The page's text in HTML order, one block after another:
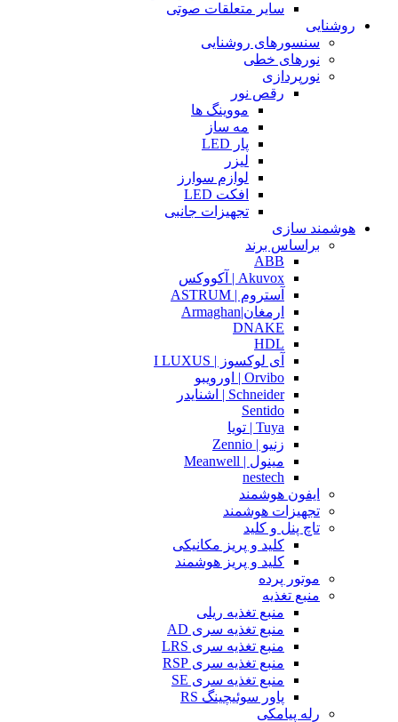
سایر متعلقات صوتی
روشنایی
سنسورهای روشنایی
نورهای خطی
نورپردازی
رقص نور
مووینگ ها
مه ساز
پار LED
لیزر
لوازم سوارز
افکت LED
تجهیزات جانبی
هوشمند سازی
براساس برند
ABB
Akuvox | آکووکس
آستروم | ASTRUM
ارمغان|Armaghan
DNAKE
HDL
آی لوکسوز | I LUXUS
Orvibo | اورویبو
Schneider | اشنایدر
Sentido
Tuya | تویا
زنیو | Zennio
مینول | Meanwell
nestech
ایفون هوشمند
تجهیزات هوشمند
تاچ پنل و کلید
کلید و پریز مکانیکی
کلید و پریز هوشمند
موتور پرده
منبع تغذیه
منبع تغذیه ریلی
منبع تغذیه سری AD
منبع تغذیه سری LRS
منبع تغذیه سری RSP
منبع تغذیه سری SE
پاور سوئیچینگ RS
رله پیامکی